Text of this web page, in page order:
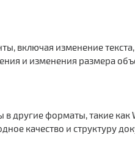
включая изменение
и изменения размера
другие форматы, такие как
качество и структуру